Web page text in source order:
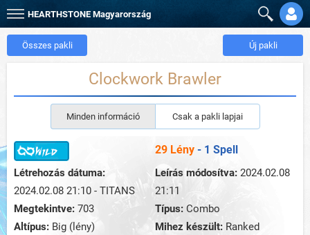
HEARTHSTONE Magyarország
Összes pakli Új pakli
Clockwork Brawler
Minden információ Csak a pakli lapjai
29 Lény - 1 Spell
Létrehozás dátuma:
2024.02.08 21:10 - TITANS
Leírás módosítva: 2024.02.08
21:11
Megtekintve: 703 Típus: Combo
Altípus: Big (lény) Mihez készült: Ranked